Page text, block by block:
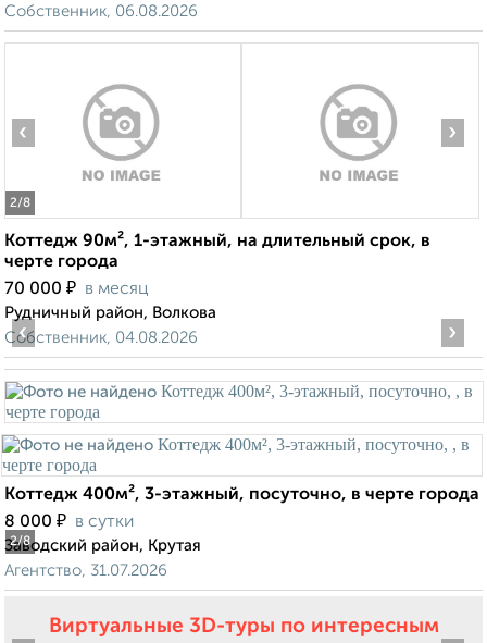
Собственник, 06.08.2026
2/8
‹ ›
Коттедж 90м², 1-этажный, на длительный срок, в
черте города
70 000 ₽ в месяц
Рудничный район, Волкова
Собственник, 04.08.2026
2/8
‹ ›
Коттедж 400м², 3-этажный, посуточно, в черте города
8 000 ₽ в сутки
Заводский район, Крутая
Агентство, 31.07.2026
Виртуальные 3D-туры по интересным